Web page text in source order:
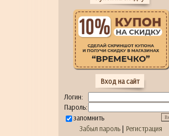
Вход на сайт
Логин:
Пароль:
запомнить
Забыл пароль | Регистрация